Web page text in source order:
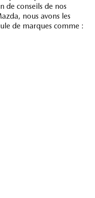
de conseils de nos
nous avons les
de marques comme :